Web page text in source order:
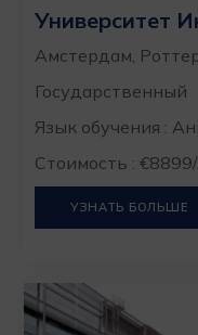
Университет
Амстердам,
Государственный
Язык обучения :
Стоимость :
УЗНАТЬ БОЛЬШЕ